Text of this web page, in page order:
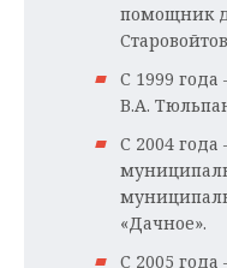
помощник
С 1999
В.А.
С 2004
«Дачное».
С 2005